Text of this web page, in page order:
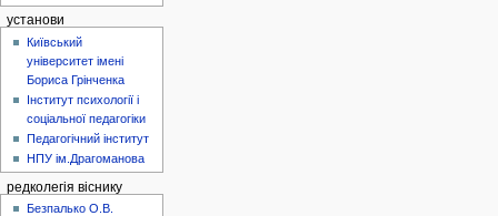
установи
Київський
університет імені
Бориса Грінченка
Інститут психології і
соціальної педагогіки
Педагогічний інститут
НПУ ім.Драгоманова
редколегія віснику
Безпалько О.В.